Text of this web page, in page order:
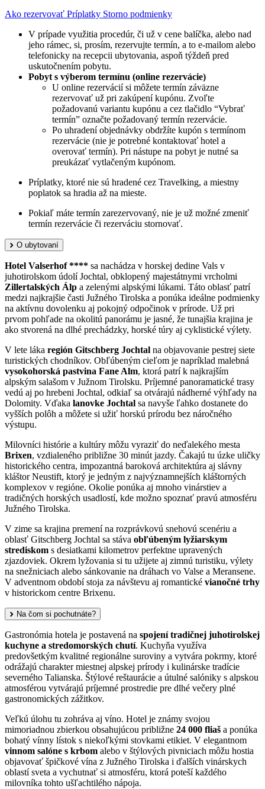
Ako rezervovať Príplatky Storno podmienky
V prípade využitia procedúr, či už v cene balíčka, alebo nad
jeho rámec, si, prosím, rezervujte termín, a to e-mailom alebo
telefonicky na recepcii ubytovania, aspoň týždeň pred
uskutočnením pobytu.
Pobyt s výberom termínu (online rezervácie)
U online rezervácií si môžete termín záväzne
rezervovať už pri zakúpení kupónu. Zvoľte
požadovanú variantu kupónu a cez tlačidlo “Vybrať
termín” označte požadovaný termín rezervácie.
Po uhradení objednávky obdržíte kupón s termínom
rezervácie (nie je potrebné kontaktovať hotel a
overovať termín). Pri nástupe na pobyt je nutné sa
preukázať vytlačeným kupónom.
Príplatky, ktoré nie sú hradené cez Travelking, a miestny
poplatok sa hradia až na mieste.
Pokiaľ máte termín zarezervovaný, nie je už možné zmeniť
termín rezervácie či rezerváciu stornovať.
O ubytovaní
Hotel Valserhof **** sa nachádza v horskej dedine Vals v
juhotirolskom údolí Jochtal, obklopený majestátnymi vrcholmi
Zillertalských Álp a zelenými alpskými lúkami. Táto oblasť patrí
medzi najkrajšie časti Južného Tirolska a ponúka ideálne podmienky
na aktívnu dovolenku aj pokojný odpočinok v prírode. Už pri
prvom pohľade na okolitú panorámu je jasné, že tunajšia krajina je
ako stvorená na dlhé prechádzky, horské túry aj cyklistické výlety.
V lete láka región Gitschberg Jochtal na objavovanie pestrej siete
turistických chodníkov. Obľúbeným cieľom je napríklad malebná
vysokohorská pastvina Fane Alm, ktorá patrí k najkrajším
alpským salašom v Južnom Tirolsku. Príjemné panoramatické trasy
vedú aj po hrebeni Jochtal, odkiaľ sa otvárajú nádherné výhľady na
Dolomity. Vďaka lanovke Jochtal sa navyše ľahko dostanete do
vyšších polôh a môžete si užiť horskú prírodu bez náročného
výstupu.
Milovníci histórie a kultúry môžu vyraziť do neďalekého mesta
Brixen, vzdialeného približne 30 minút jazdy. Čakajú tu úzke uličky
historického centra, impozantná baroková architektúra aj slávny
kláštor Neustift, ktorý je jedným z najvýznamnejších kláštorných
komplexov v regióne. Okolie ponúka aj mnoho vinárstiev a
tradičných horských usadlostí, kde možno spoznať pravú atmosféru
Južného Tirolska.
V zime sa krajina premení na rozprávkovú snehovú scenériu a
oblasť Gitschberg Jochtal sa stáva obľúbeným lyžiarskym
strediskom s desiatkami kilometrov perfektne upravených
zjazdoviek. Okrem lyžovania si tu užijete aj zimnú turistiku, výlety
na snežniciach alebo sánkovanie na dráhach vo Valse a Meransene.
V adventnom období stoja za návštevu aj romantické vianočné trhy
v historickom centre Brixenu.
Na čom si pochutnáte?
Gastronómia hotela je postavená na spojení tradičnej juhotirolskej
kuchyne a stredomorských chutí. Kuchyňa využíva
predovšetkým kvalitné regionálne suroviny a vytvára pokrmy, ktoré
odrážajú charakter miestnej alpskej prírody i kulinárske tradície
severného Talianska. Štýlové reštaurácie a útulné salóniky s alpskou
atmosférou vytvárajú príjemné prostredie pre dlhé večery plné
gastronomických zážitkov.
Veľkú úlohu tu zohráva aj víno. Hotel je známy svojou
mimoriadnou zbierkou obsahujúcou približne 24 000 fliaš a ponúka
bohatý vínny lístok s niekoľkými stovkami etikiet. V elegantnom
vinnom salóne s krbom alebo v štýlových pivniciach môžu hostia
objavovať špičkové vína z Južného Tirolska i ďalších vinárskych
oblastí sveta a vychutnať si atmosféru, ktorá poteší každého
milovníka tohto ušľachtilého nápoja.